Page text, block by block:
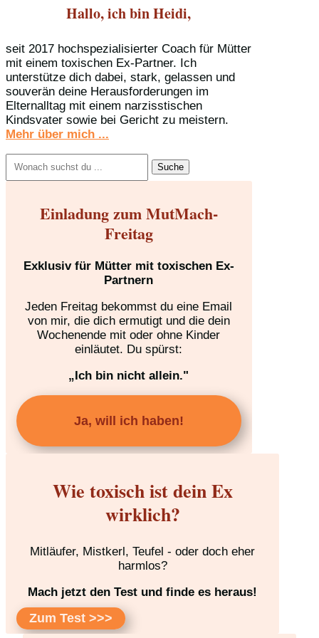
Hallo, ich bin Heidi,
seit 2017 hochspezialisierter Coach für Mütter
mit einem toxischen Ex-Partner. Ich
unterstütze dich dabei, stark, gelassen und
souverän deine Herausforderungen im
Elternalltag mit einem narzisstischen
Kindsvater sowie bei Gericht zu meistern.
Mehr über mich ...
Suchen
nach:
Einladung zum MutMach-
Freitag
Exklusiv für Mütter mit toxischen Ex-
Partnern
Jeden Freitag bekommst du eine Email
von mir, die dich ermutigt und die dein
Wochenende mit oder ohne Kinder
einläutet. Du spürst:
„Ich bin nicht allein."
Ja, will ich haben!
Wie toxisch ist dein Ex
wirklich?
Mitläufer, Mistkerl, Teufel - oder doch eher
harmlos?
Mach jetzt den Test und finde es heraus!
Zum Test >>>